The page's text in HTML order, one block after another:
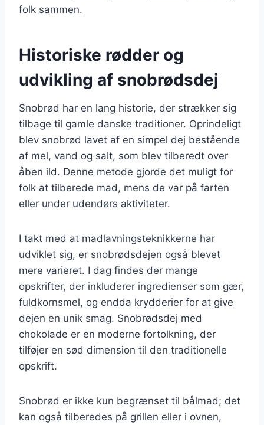
folk sammen.
Historiske rødder og
udvikling af snobrødsdej
Snobrød har en lang historie, der strækker sig
tilbage til gamle danske traditioner. Oprindeligt
blev snobrød lavet af en simpel dej bestående
af mel, vand og salt, som blev tilberedt over
åben ild. Denne metode gjorde det muligt for
folk at tilberede mad, mens de var på farten
eller under udendørs aktiviteter.
I takt med at madlavningsteknikkerne har
udviklet sig, er snobrødsdejen også blevet
mere varieret. I dag findes der mange
opskrifter, der inkluderer ingredienser som gær,
fuldkornsmel, og endda krydderier for at give
dejen en unik smag. Snobrødsdej med
chokolade er en moderne fortolkning, der
tilføjer en sød dimension til den traditionelle
opskrift.
Snobrød er ikke kun begrænset til bålmad; det
kan også tilberedes på grillen eller i ovnen,